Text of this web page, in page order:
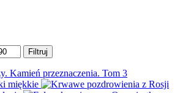
Filtruj